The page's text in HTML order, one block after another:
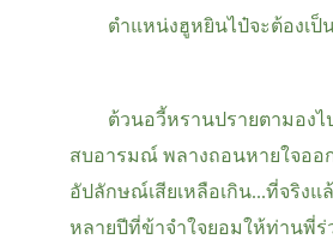
ตำแหน่งฮูหยินไป๋จะต้องเป็
ต้วนอวี้หรานปรายตามองไ
สบอารมณ์ พลางถอนหายใจออ
อัปลักษณ์เสียเหลือเกิน...ที่จริงแ
หลายปีที่ข้าจำใจยอมให้ท่านพี่ร่